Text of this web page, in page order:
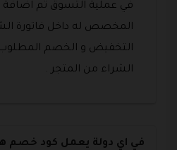
في عملية التسوق ثم اضافة
المخصص له داخل فاتورة
التخفيض و الخصم المطلوب
الشراء من المتجر .
في اي دولة يعمل كود خصم